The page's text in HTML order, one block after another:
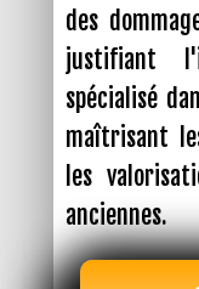
des
justifiant
spécialisé
maîtrisant
les
anciennes.